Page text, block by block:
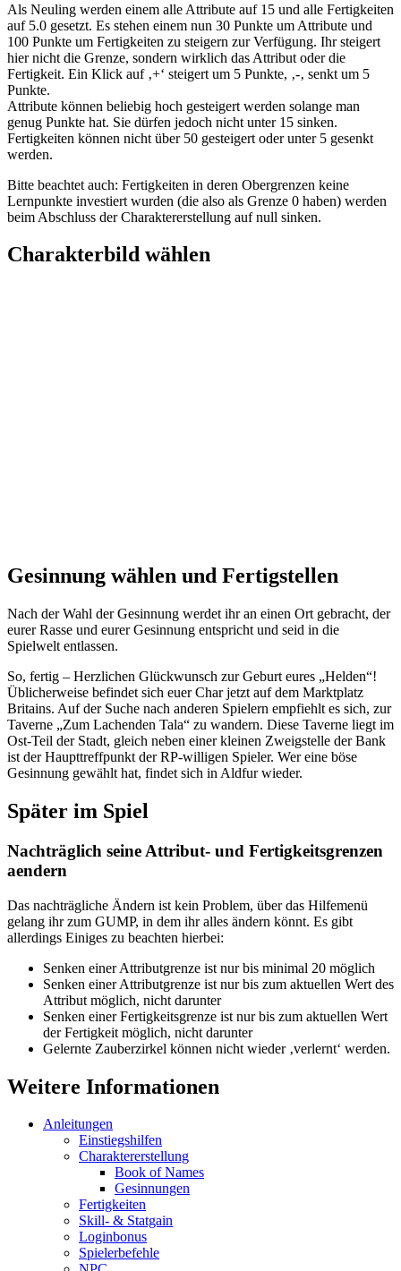
Als Neuling werden einem alle Attribute auf 15 und alle Fertigkeiten
auf 5.0 gesetzt. Es stehen einem nun 30 Punkte um Attribute und
100 Punkte um Fertigkeiten zu steigern zur Verfügung. Ihr steigert
hier nicht die Grenze, sondern wirklich das Attribut oder die
Fertigkeit. Ein Klick auf ‚+‘ steigert um 5 Punkte, ‚-‚ senkt um 5
Punkte.
Attribute können beliebig hoch gesteigert werden solange man
genug Punkte hat. Sie dürfen jedoch nicht unter 15 sinken.
Fertigkeiten können nicht über 50 gesteigert oder unter 5 gesenkt
werden.
Bitte beachtet auch: Fertigkeiten in deren Obergrenzen keine
Lernpunkte investiert wurden (die also als Grenze 0 haben) werden
beim Abschluss der Charaktererstellung auf null sinken.
Charakterbild wählen
Gesinnung wählen und Fertigstellen
Nach der Wahl der Gesinnung werdet ihr an einen Ort gebracht, der
eurer Rasse und eurer Gesinnung entspricht und seid in die
Spielwelt entlassen.
So, fertig – Herzlichen Glückwunsch zur Geburt eures „Helden“!
Üblicherweise befindet sich euer Char jetzt auf dem Marktplatz
Britains. Auf der Suche nach anderen Spielern empfiehlt es sich, zur
Taverne „Zum Lachenden Tala“ zu wandern. Diese Taverne liegt im
Ost-Teil der Stadt, gleich neben einer kleinen Zweigstelle der Bank
ist der Haupttreffpunkt der RP-willigen Spieler. Wer eine böse
Gesinnung gewählt hat, findet sich in Aldfur wieder.
Später im Spiel
Nachträglich seine Attribut- und Fertigkeitsgrenzen
aendern
Das nachträgliche Ändern ist kein Problem, über das Hilfemenü
gelang ihr zum GUMP, in dem ihr alles ändern könnt. Es gibt
allerdings Einiges zu beachten hierbei:
Senken einer Attributgrenze ist nur bis minimal 20 möglich
Senken einer Attributgrenze ist nur bis zum aktuellen Wert des
Attribut möglich, nicht darunter
Senken einer Fertigkeitsgrenze ist nur bis zum aktuellen Wert
der Fertigkeit möglich, nicht darunter
Gelernte Zauberzirkel können nicht wieder ‚verlernt‘ werden.
Weitere Informationen
Anleitungen
Einstiegshilfen
Charaktererstellung
Book of Names
Gesinnungen
Fertigkeiten
Skill- & Statgain
Loginbonus
Spielerbefehle